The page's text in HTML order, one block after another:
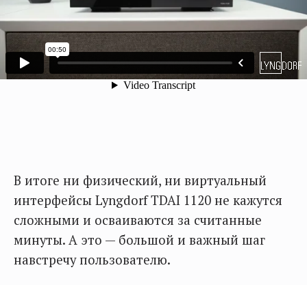
В итоге ни физический, ни виртуальный
интерфейсы Lyngdorf TDAI 1120 не кажутся
сложными и осваиваются за считанные
минуты. А это — большой и важный шаг
навстречу пользователю.